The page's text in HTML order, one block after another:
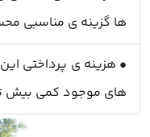
ها گزینه ی مناسبی
• هزینه ی پرداختی
های موجود کمی بیش